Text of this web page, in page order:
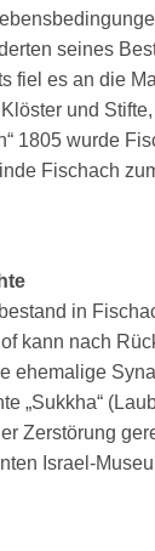
seines
fiel es an die
und
1805 wurde
Fischach
in
kann nach
ehemalige
„Sukkha“
Zerstörung
Israel-